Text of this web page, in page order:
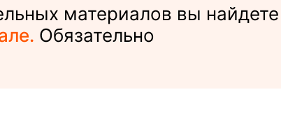
материалов вы найдете
Обязательно